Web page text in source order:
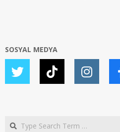
SOSYAL MEDYA
Search